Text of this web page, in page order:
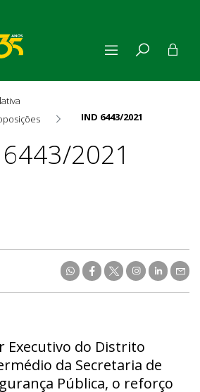
IND 6443/2021
2021
Executivo do Distrito
da Secretaria de
Pública, o reforço